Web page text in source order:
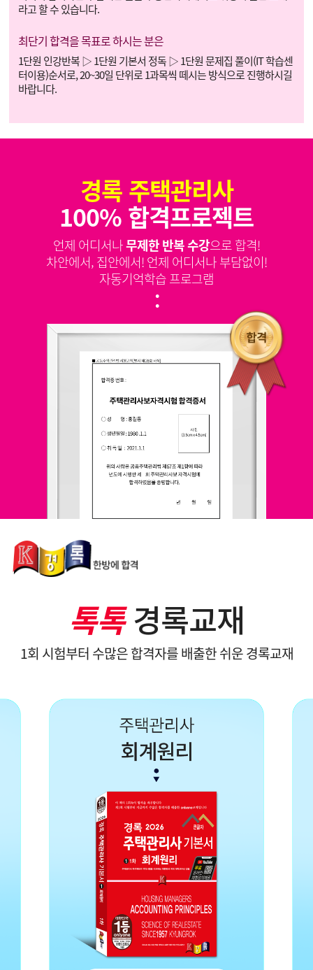
라고 할 수 있습니다.
최단기 합격을 목표로 하시는 분은
1단원 인강반복 ▷ 1단원 기본서 정독 ▷ 1단원 문제집 풀이(IT 학습센
터이용)순서로, 20~30일 단위로 1과목씩 떼시는 방식으로 진행하시길
바랍니다.
경록 주택관리사
100% 합격프로젝트
언제 어디서나무제한 반복 수강으로 합격!
차안에서, 집안에서! 언제 어디서나 부담없이!
자동기억학습 프로그램
:
톡톡경록교재
1회 시험부터 수많은 합격자를 배출한 쉬운 경록교재